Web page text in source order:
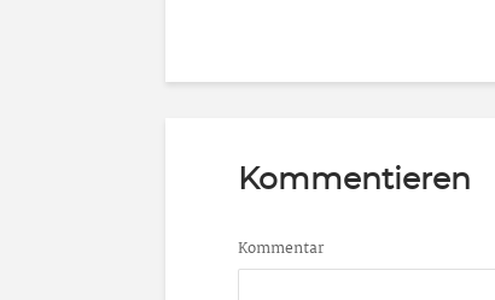
Kommentieren
Kommentar